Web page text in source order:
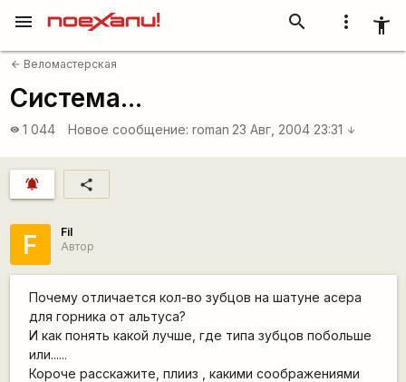
more_vert accessibility_new
search
menu
arrow_back Веломастерская
Система...
visibility 1 044 Новое сообщение: roman 23 Авг, 2004 23:31 arrow_downward
notifications_active share
F
Fil
Автор
Почему отличается кол-во зубцов на шатуне асера
для горника от альтуса?
И как понять какой лучше, где типа зубцов побольше
или......
Короче расскажите, плииз , какими соображениями